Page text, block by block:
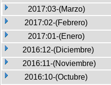
2017:03-(Marzo)
2017:02-(Febrero)
2017:01-(Enero)
2016:12-(Diciembre)
2016:11-(Noviembre)
2016:10-(Octubre)